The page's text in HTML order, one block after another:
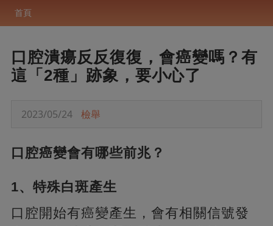
首頁
口腔潰瘍反反復復，會癌變嗎？有
這「2種」跡象，要小心了
2023/05/24 檢舉
口腔癌變會有哪些前兆？
1、特殊白斑產生
口腔開始有癌變產生，會有相關信號發